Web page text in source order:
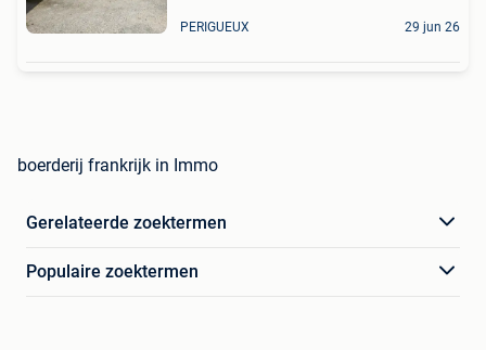
PERIGUEUX 29 jun 26
boerderij frankrijk in Immo
Gerelateerde zoektermen
Populaire zoektermen